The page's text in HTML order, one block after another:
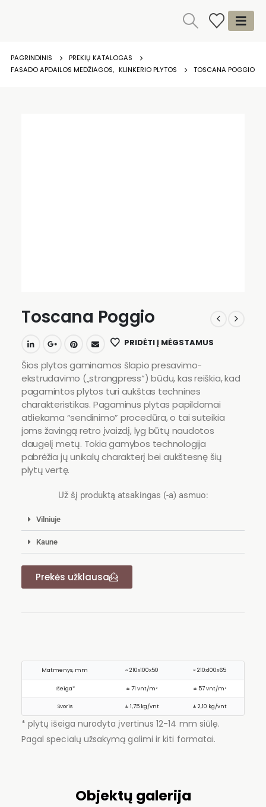
PAGRINDINIS
PREKIŲ KATALOGAS
FASADO APDAILOS MEDŽIAGOS, KLINKERIO PLYTOS TOSCANA POGGIO
Toscana Poggio
PRIDĖTI Į MĖGSTAMUS
Šios plytos gaminamos šlapio presavimo-
ekstrudavimo („strangpress“) būdu, kas reiškia, kad
pagamintos plytos turi aukštas technines
charakteristikas. Pagaminus plytas papildomai
atliekama “sendinimo” procedūra, o tai suteikia
joms žavingą retro įvaizdį, lyg būtų naudotos
daugelį metų. Tokia gamybos technologija
pabrėžia jų unikalų charakterį bei aukštesnę šių
plytų vertę.
Už šį produktą atsakingas (-a) asmuo:
Vilniuje
Kaune
Prekės užklausa
Matmenys, mm ~ 210x100x50 ~ 210x100x65
Išeiga* ± 71 vnt/m² ± 57 vnt/m²
Svoris ± 1,75 kg/vnt ± 2,10 kg/vnt
* plytų išeiga nurodyta įvertinus 12-14 mm siūlę.
Pagal specialų užsakymą galimi ir kiti formatai.
Objektų galerija